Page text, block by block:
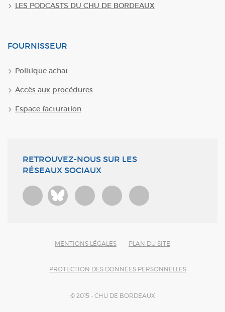
LES PODCASTS DU CHU DE BORDEAUX
FOURNISSEUR
Politique achat
Accès aux procédures
Espace facturation
RETROUVEZ-NOUS SUR LES
RÉSEAUX SOCIAUX
Bluesky
MENTIONS LÉGALES PLAN DU SITE
PROTECTION DES DONNÉES PERSONNELLES
© 2015 - CHU DE BORDEAUX